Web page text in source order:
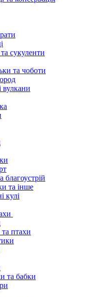
сукуленти
та чоботи
вулкани
благоустрій
та інше
кулі
птахи
та бабки